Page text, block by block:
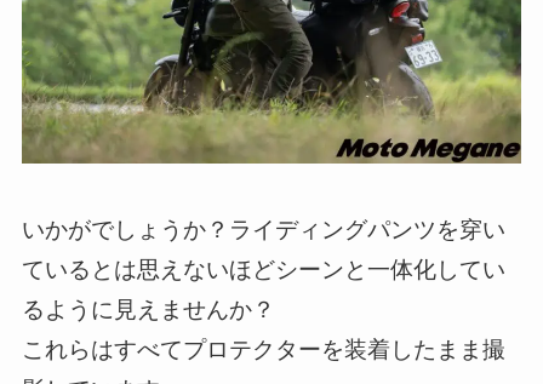
いかがでしょうか？ライディングパンツを穿い
ているとは思えないほどシーンと一体化してい
るように見えませんか？
これらはすべてプロテクターを装着したまま撮